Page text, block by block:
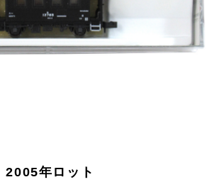
2005年ロット